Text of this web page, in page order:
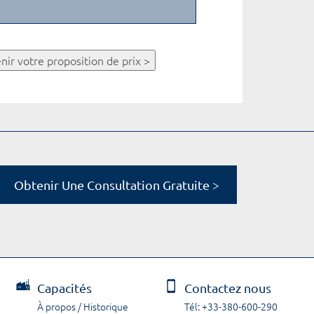
votre proposition de prix >
Obtenir Une Consultation Gratuite >
Capacités
À propos / Historique
Contactez nous
Tél: +33-380-600-290